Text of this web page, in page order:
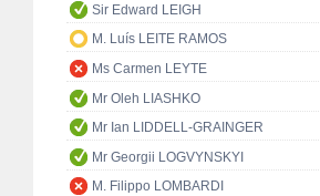
Sir Edward LEIGH
M. Luís LEITE RAMOS
Ms Carmen LEYTE
Mr Oleh LIASHKO
Mr Ian LIDDELL-GRAINGER
Mr Georgii LOGVYNSKYI
M. Filippo LOMBARDI